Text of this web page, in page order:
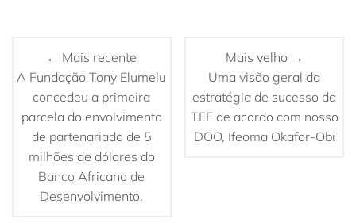
← Mais recente
A Fundação Tony Elumelu
concedeu a primeira
parcela do envolvimento
de partenariado de 5
milhões de dólares do
Banco Africano de
Desenvolvimento.
Mais velho →
Uma visão geral da
estratégia de sucesso da
TEF de acordo com nosso
DOO, Ifeoma Okafor-Obi